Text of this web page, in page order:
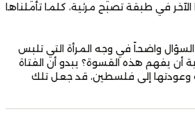
في طبقة تصبح مرئية، كلما تأملناها
سائر لوحاتها، يبدو السؤال واضحاً في وجه المرأة التي تلبس
أن يفهم هذه القسوة؟ يبدو أن الفتاة
وعودتها إلى فلسطين، قد جعل تلك